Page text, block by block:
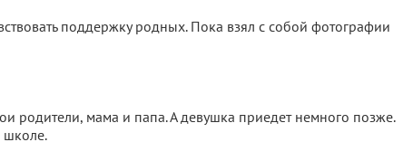
поддержку родных. Пока взял с собой фотографии
родители, мама и папа. А девушка приедет немного позже.
школе.